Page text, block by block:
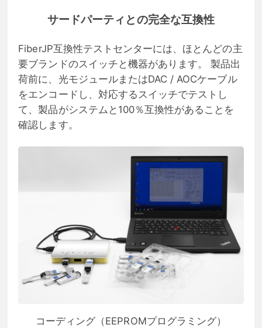
サードパーティとの完全な互換性
FiberJP互換性テストセンターには、ほとんどの主
要ブランドのスイッチと機器があります。 製品出
荷前に、光モジュールまたはDAC / AOCケーブル
をエンコードし、対応するスイッチでテストし
て、製品がシステムと100％互換性があることを
確認します。
コーディング（EEPROMプログラミング）